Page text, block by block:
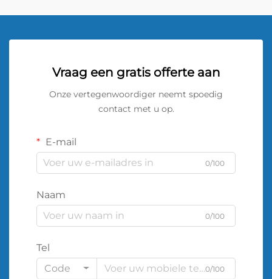
Vraag een gratis offerte aan
Onze vertegenwoordiger neemt spoedig
contact met u op.
E-mail
0/100
Naam
0/100
Tel
Code
0/100